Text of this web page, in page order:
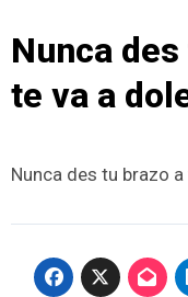
Nunca
te va a
Nunca des tu brazo